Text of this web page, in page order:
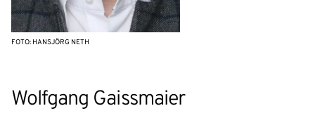
Wolfgang Gaissmaier
FOTO: HANSJÖRG NETH